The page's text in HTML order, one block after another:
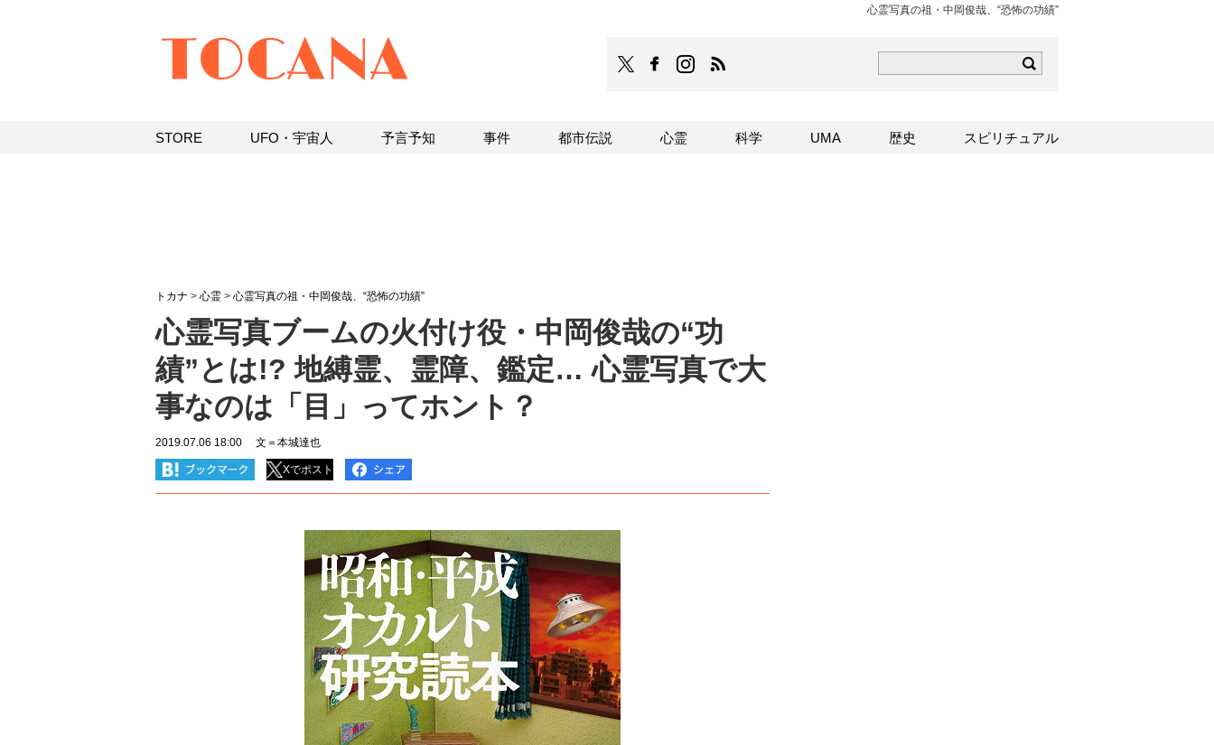
心霊写真の祖・中岡俊哉、“恐怖の功績”
TOCANAのFacebookはこちら
TOCANAのinstagramはこちら
トカナ > 心霊 > 心霊写真の祖・中岡俊哉、“恐怖の功績”
心霊写真ブームの火付け役・中岡俊哉の“功
績”とは!? 地縛霊、霊障、鑑定… 心霊写真で大
事なのは「目」ってホント？
2019.07.06 18:00 文＝本城達也
Xでポスト
STORE UFO・宇宙人 予言予知 事件 都市伝説 心霊 科学 UMA 歴史 スピリチュアル